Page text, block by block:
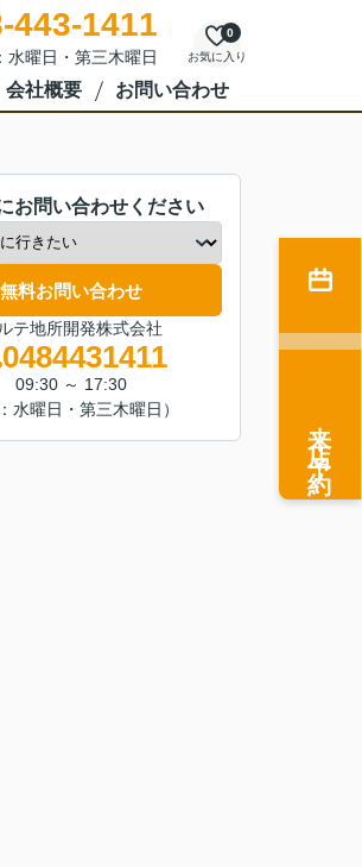
443-1411
曜日・第三木曜日 お気に入り
0
会社概要 お問い合わせ
お問い合わせください
無料お問い合わせ
テ地所開発株式会社
0484431411
09:30 ～ 17:30
水曜日・第三木曜日）
来店予約